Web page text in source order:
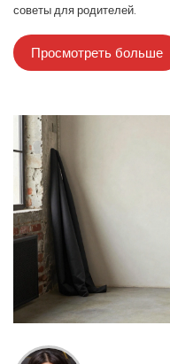
советы для родителей.
Просмотреть больше